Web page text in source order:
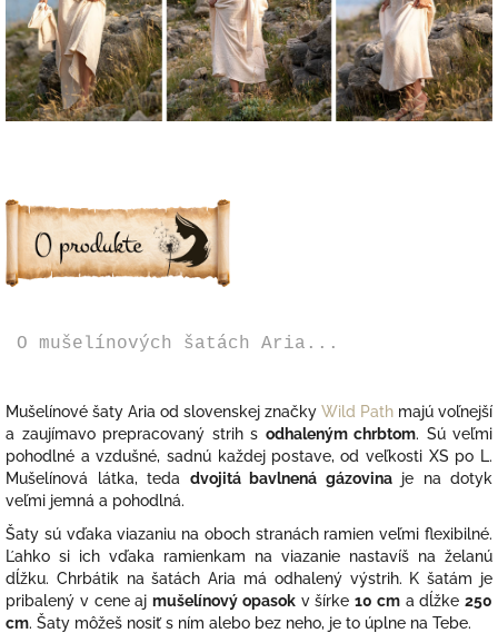
O mušelínových šatách Aria...
Mušelínové šaty Aria od slovenskej značky Wild Path majú voľnejší
a zaujímavo prepracovaný strih s odhaleným chrbtom. Sú veľmi
pohodlné a vzdušné, sadnú každej postave, od veľkosti XS po L.
Mušelínová látka, teda dvojitá bavlnená gázovinaje na dotyk
veľmi jemná a pohodlná.
Šaty sú vďaka viazaniu na oboch stranách ramien veľmi flexibilné.
Ľahko si ich vďaka ramienkam na viazanie nastavíš na želanú
dĺžku. Chrbátik na šatách Aria má odhalený výstrih. K šatám je
pribalený v cene aj mušelínový opasokv šírke 10 cma dĺžke 250
cm. Šaty môžeš nosiť s ním alebo bez neho, je to úplne na Tebe.